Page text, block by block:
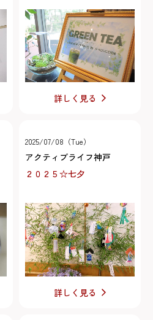
詳しく見る
2025/07/08（Tue）
アクティブライフ神戸
２０２５☆七夕
詳しく見る